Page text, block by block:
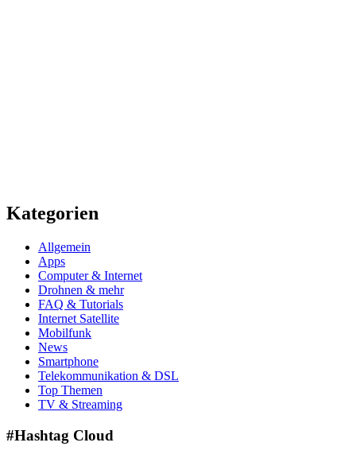
Kategorien
Allgemein
Apps
Computer & Internet
Drohnen & mehr
FAQ & Tutorials
Internet Satellite
Mobilfunk
News
Smartphone
Telekommunikation & DSL
Top Themen
TV & Streaming
#Hashtag Cloud